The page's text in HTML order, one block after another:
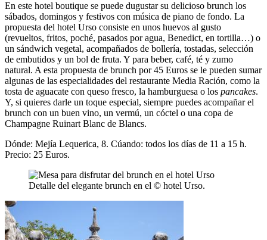
En este hotel boutique se puede dugustar su delicioso brunch los
sábados, domingos y festivos con música de piano de fondo. La
propuesta del hotel Urso consiste en unos huevos al gusto
(revueltos, fritos, poché, pasados por agua, Benedict, en tortilla…) o
un sándwich vegetal, acompañados de bollería, tostadas, selección
de embutidos y un bol de fruta. Y para beber, café, té y zumo
natural. A esta propuesta de brunch por 45 Euros se le pueden sumar
algunas de las especialidades del restaurante Media Ración, como la
tosta de aguacate con queso fresco, la hamburguesa o los pancakes.
Y, si quieres darle un toque especial, siempre puedes acompañar el
brunch con un buen vino, un vermú, un cóctel o una copa de
Champagne Ruinart Blanc de Blancs.
Dónde: Mejía Lequerica, 8. Cúando: todos los días de 11 a 15 h.
Precio: 25 Euros.
Detalle del elegante brunch en el © hotel Urso.